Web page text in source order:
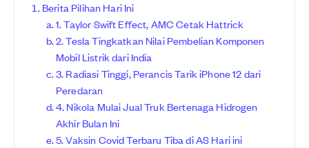
Berita Pilihan Hari Ini
1. Taylor Swift Effect, AMC Cetak Hattrick
2. Tesla Tingkatkan Nilai Pembelian Komponen
Mobil Listrik dari India
3. Radiasi Tinggi, Perancis Tarik iPhone 12 dari
Peredaran
4. Nikola Mulai Jual Truk Bertenaga Hidrogen
Akhir Bulan Ini
5. Vaksin Covid Terbaru Tiba di AS Hari ini